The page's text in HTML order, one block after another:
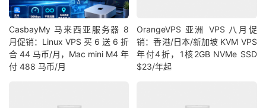
CasbayMy 马来西亚服务器 8
月促销：Linux VPS 买 6 送 6 折
合 44 马币/月，Mac mini M4 年
付 488 马币/月
OrangeVPS 亚洲 VPS 八月促
销：香港/日本/新加坡 KVM VPS
年付4折，1核2GB NVMe SSD
$23/年起